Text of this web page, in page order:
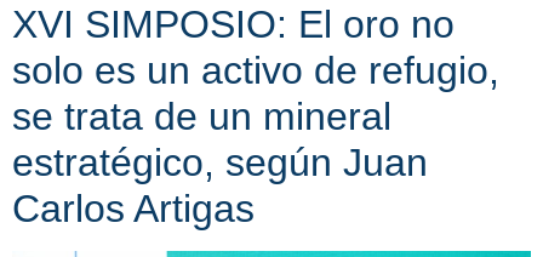
XVI SIMPOSIO: El oro no
solo es un activo de refugio,
se trata de un mineral
estratégico, según Juan
Carlos Artigas